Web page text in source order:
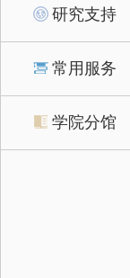
研究支持
常用服务
学院分馆